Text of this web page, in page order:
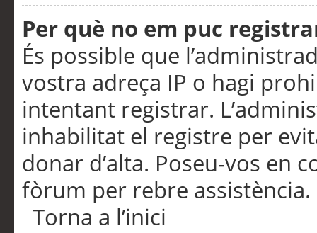
Per què no em puc
És possible que
vostra adreça IP o hagi
intentant registrar.
inhabilitat el registre per
donar d’alta. Poseu-vos en
fòrum per rebre assistència.
Torna a l’inici